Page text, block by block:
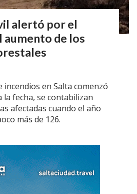
alertó por el
aumento de los
incendios en Salta comenzó
la fecha, se contabilizan
afectadas cuando el año
más de 126.